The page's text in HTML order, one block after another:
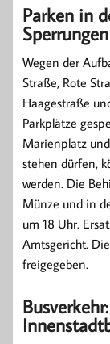
Parken in
Sperrungen
Wegen der
Straße, Rote
Haagestraße
Parkplätze
Marienplatz
stehen dürfen,
werden. Die
Münze und in
um 18 Uhr.
Amtsgericht.
freigegeben.